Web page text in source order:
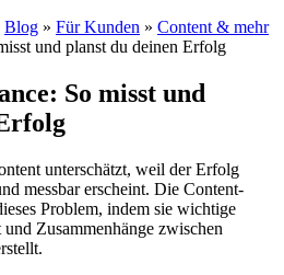
Blog » Für Kunden » Content & mehr
und planst du deinen Erfolg
So misst und
unterschätzt, weil der Erfolg
messbar erscheint. Die Content-
Problem, indem sie wichtige
Zusammenhänge zwischen